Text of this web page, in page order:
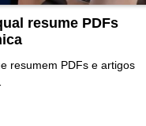
resume PDFs
resumem PDFs e artigos